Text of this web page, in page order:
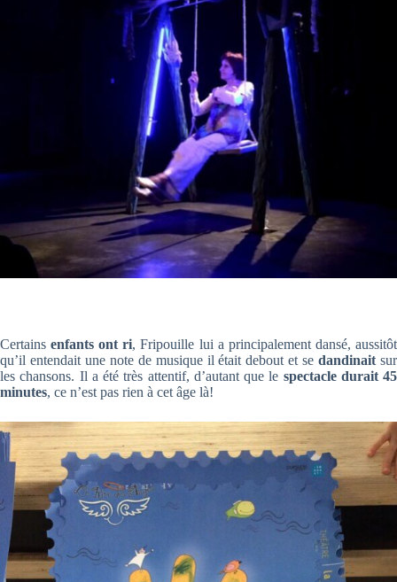
Certainsenfants ont ri, Fripouille lui a principalement dansé, aussitôt
qu’il entendait une note de musique il était debout et sedandinait sur
les chansons. Il a été très attentif, d’autant que le spectacle durait 45
minutes, ce n’est pas rien à cet âge là!